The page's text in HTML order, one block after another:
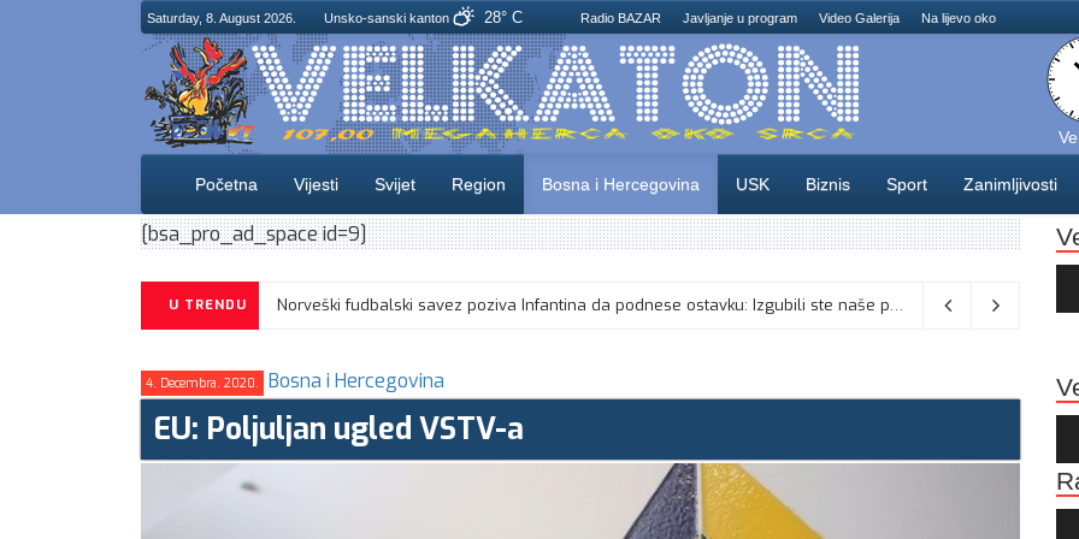
Saturday, 8. August 2026. Unsko-sanski kanton 28° C Radio BAZAR Javljanje u program Video Galerija Na lijevo oko
Početna Vijesti Svijet Region Bosna i Hercegovina USK Biznis Sport Zanimljivosti
[bsa_pro_ad_space id=9]
U TRENDU Sarajevo u Mostaru dočekuje Radnik, Široki Brijeg na Pecari čeka Slogu 08/08/2026
4. Decembra. 2020. Bosna i Hercegovina
EU: Poljuljan ugled VSTV-a